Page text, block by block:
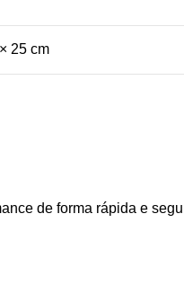
25 cm
de forma rápida e